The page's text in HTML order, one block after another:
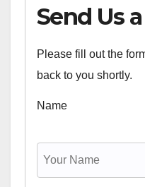
Send Us
Please fill out the
back to you shortly.
Name